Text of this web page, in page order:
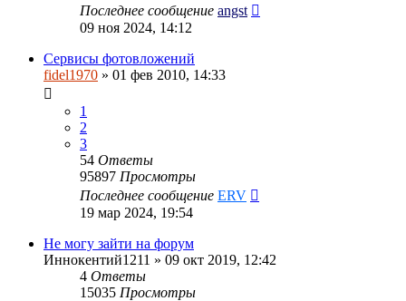
Последнее сообщение angst
09 ноя 2024, 14:12
Сервисы фотовложений
fidel1970 » 01 фев 2010, 14:33
1
2
3
54 Ответы
95897 Просмотры
Последнее сообщение ERV
19 мар 2024, 19:54
Не могу зайти на форум
Иннокентий1211 » 09 окт 2019, 12:42
4 Ответы
15035 Просмотры